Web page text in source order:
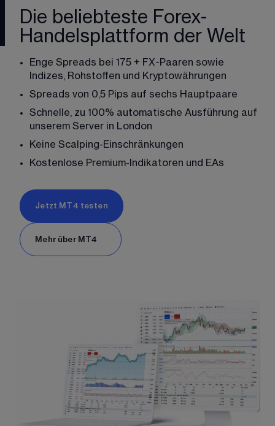
Die beliebteste Forex-
Handelsplattform der Welt
Enge Spreads bei 175 + FX-Paaren sowie
Indizes, Rohstoffen und Kryptowährungen
Spreads von 0,5 Pips auf sechs Hauptpaare
Schnelle, zu 100% automatische Ausführung auf
unserem Server in London
Keine Scalping-Einschränkungen
Kostenlose Premium-Indikatoren und EAs
Jetzt MT4 testen
Mehr über MT4